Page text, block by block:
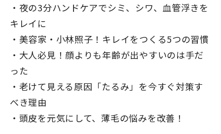
夜の3分ハンドケアでシミ、シワ、血管浮きを
キレイに
美容家・小林照子！キレイをつくる5つの習慣
大人必見！顔よりも年齢が出やすいのは手だ
った
老けて見える原因「たるみ」を今すぐ対策す
べき理由
頭皮を元気にして、薄毛の悩みを改善！